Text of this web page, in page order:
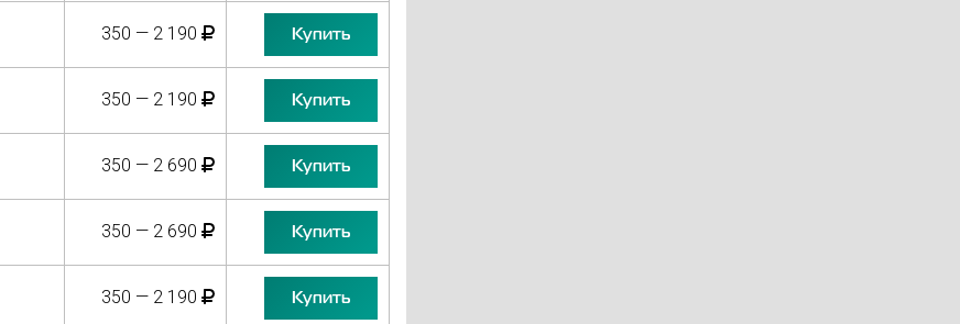
350 — 2 190 Купить
350 — 2 190 Купить
350 — 2 690 Купить
350 — 2 690 Купить
350 — 2 190 Купить